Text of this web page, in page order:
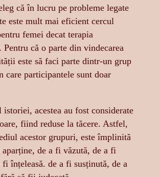
că în lucru pe probleme legate
este mult mai eficient cercul
femei decat terapia
că o parte din vindecarea
este să faci parte dintr-un grup
care participantele sunt doar
acestea au fost considerate
fiind reduse la tăcere. Astfel,
acestor grupuri, este împlinită
aparține, de a fi văzută, de a fi
fi înțeleasă. de a fi susținută, de a